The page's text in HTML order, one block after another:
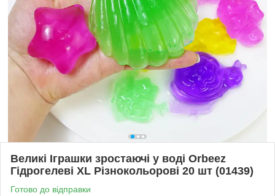
Великі Іграшки зростаючі у воді Orbeez
Гідрогелеві XL Різнокольорові 20 шт (01439)
Готово до відправки